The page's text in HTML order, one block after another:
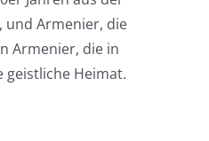
und Armenier, die
Armenier, die in
geistliche Heimat.